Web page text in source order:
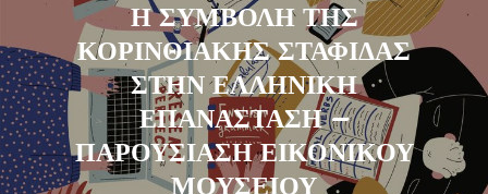
Η ΣΥΜΒΟΛΗ ΤΗΣ
ΚΟΡΙΝΘΙΑΚΗΣ ΣΤΑΦΙΔΑΣ
ΣΤΗΝ ΕΛΛΗΝΙΚΗ
ΕΠΑΝΑΣΤΑΣΗ –
ΠΑΡΟΥΣΙΑΣΗ ΕΙΚΟΝΙΚΟΥ
ΜΟΥΣΕΙΟΥ